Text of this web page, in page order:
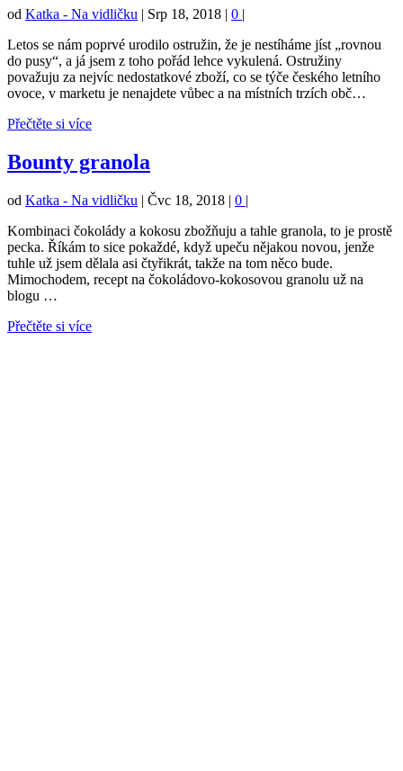
od Katka - Na vidličku Srp 18, 2018 0
Letos se nám poprvé urodilo ostružin, že je nestíháme jíst „rovnou
do pusy“, a já jsem z toho pořád lehce vykulená. Ostružiny
považuju za nejvíc nedostatkové zboží, co se týče českého letního
ovoce, v marketu je nenajdete vůbec a na místních trzích obč…
Přečtěte si více
Bounty granola
od Katka - Na vidličku | Čvc 18, 2018 | 0 |
Kombinaci čokolády a kokosu zbožňuju a tahle granola, to je prostě
pecka. Říkám to sice pokaždé, když upeču nějakou novou, jenže
tuhle už jsem dělala asi čtyřikrát, takže na tom něco bude.
Mimochodem, recept na čokoládovo-kokosovou granolu už na
blogu …
Přečtěte si více